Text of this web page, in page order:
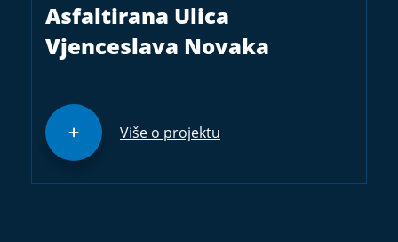
Asfaltirana Ulica
Vjenceslava Novaka
Više o projektu